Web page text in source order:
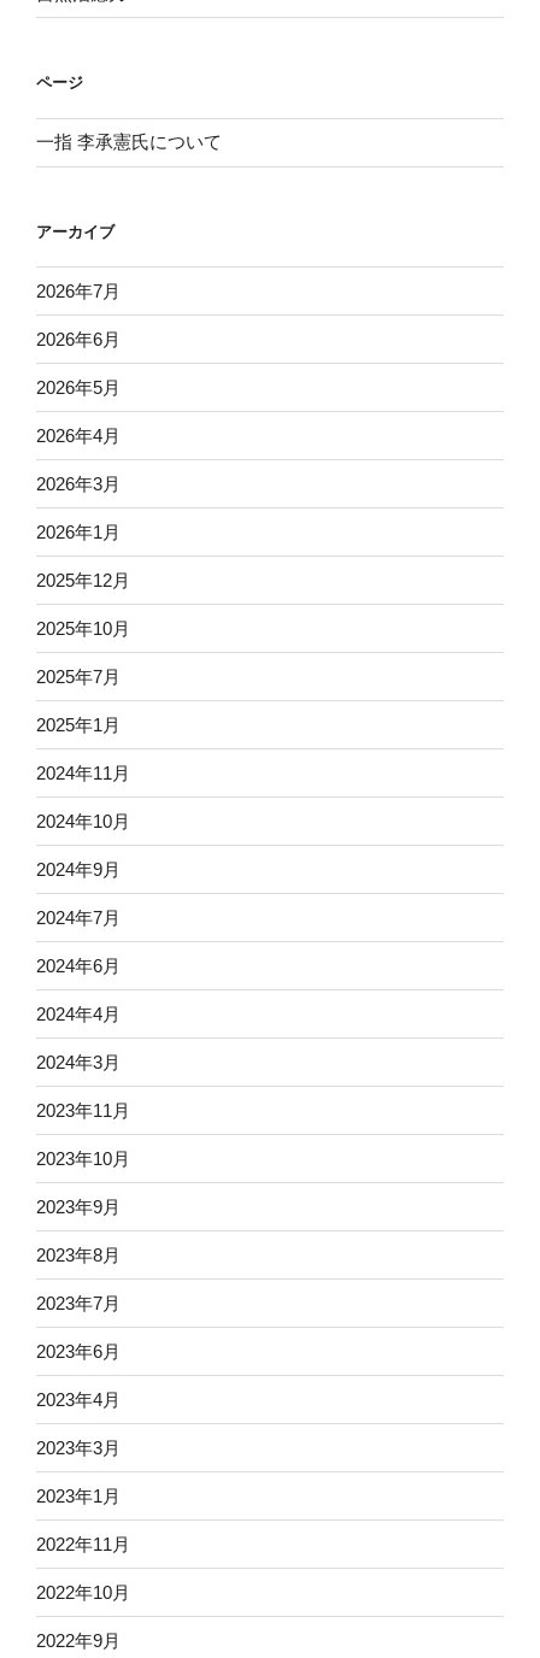
ページ
一指 李承憲氏について
アーカイブ
2026年7月
2026年6月
2026年5月
2026年4月
2026年3月
2026年1月
2025年12月
2025年10月
2025年7月
2025年1月
2024年11月
2024年10月
2024年9月
2024年7月
2024年6月
2024年4月
2024年3月
2023年11月
2023年10月
2023年9月
2023年8月
2023年7月
2023年6月
2023年4月
2023年3月
2023年1月
2022年11月
2022年10月
2022年9月